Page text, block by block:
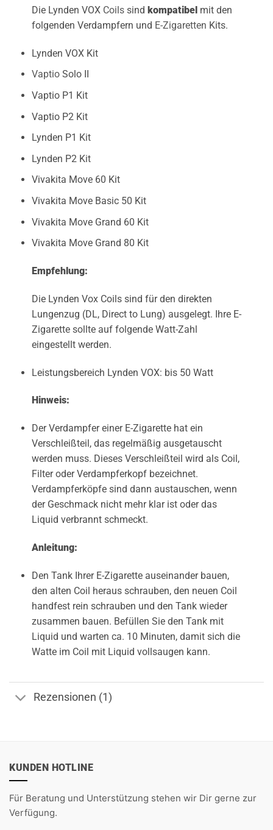
Die Lynden VOX Coilssind kompatibelmit den
folgenden Verdampfern und E-Zigaretten Kits.
Lynden VOX Kit
VaptioSolo II
Vaptio P1 Kit
Vaptio P2 Kit
Lynden P1 Kit
Lynden P2 Kit
Vivakita Move 60 Kit
Vivakita Move Basic 50 Kit
Vivakita Move Grand 60 Kit
Vivakita Move Grand 80 Kit
Empfehlung:
Die Lynden Vox Coils sind für den direkten
Lungenzug (DL, Direct to Lung) ausgelegt. Ihre E-
Zigarette sollte auf folgende Watt-Zahl
eingestellt werden.
Leistungsbereich Lynden VOX: bis 50 Watt
Hinweis:
Der Verdampfer einer E-Zigarette hat ein
Verschleißteil, das regelmäßig ausgetauscht
werden muss. Dieses Verschleißteil wird als Coil,
Filter oder Verdampferkopf bezeichnet.
Verdampferköpfe sind dann austauschen, wenn
der Geschmack nicht mehr klar ist oder das
Liquid verbrannt schmeckt.
Anleitung:
Den Tank Ihrer E-Zigarette auseinander bauen,
den alten Coil heraus schrauben, den neuen Coil
handfest rein schrauben und den Tank wieder
zusammen bauen. Befüllen Sie den Tank mit
Liquid und warten ca. 10 Minuten, damit sich die
Watte im Coil mit Liquid vollsaugen kann.
Rezensionen (1)
KUNDEN HOTLINE
Für Beratung und Unterstützung stehen wir Dir gerne zur
Verfügung.